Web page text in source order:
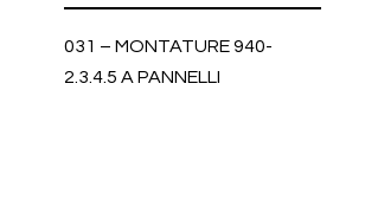
031 – MONTATURE 940-
2.3.4.5 A PANNELLI